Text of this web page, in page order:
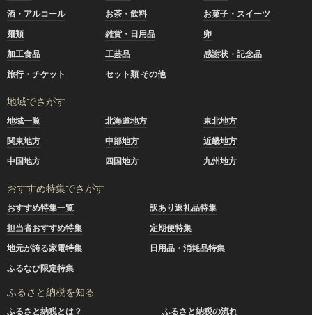
酒・アルコール
お茶・飲料
お菓子・スイーツ
麺類
雑貨・日用品
卵
加工食品
工芸品
感謝状・記念品
旅行・チケット
セット類 その他
地域でさがす
地域一覧 北海道地方
東北地方
関東地方
中部地方
近畿地方
中国地方
四国地方 九州地方
おすすめ特集でさがす
おすすめ特集一覧
訳あり返礼品特集
担当者おすすめ特集
定期便特集
地元が誇る家電特集
日用品・消耗品特集
ふるなび限定特集
ふるさと納税を知る
ふるさと納税とは？
ふるさと納税の流れ